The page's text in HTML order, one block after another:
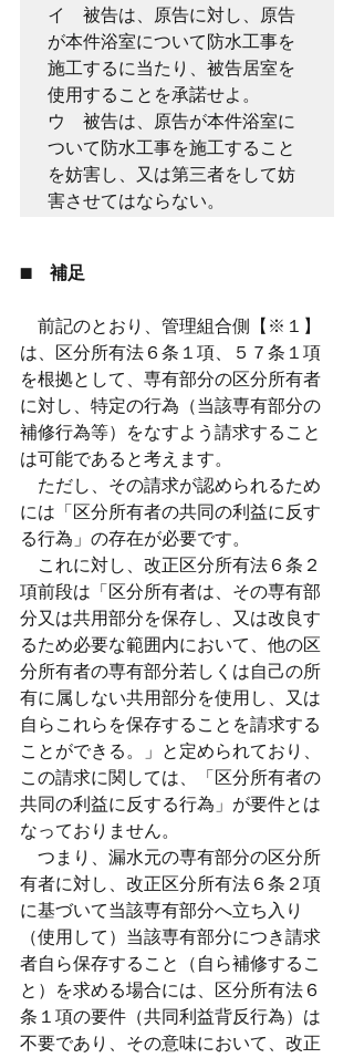
イ　被告は、原告に対し、原告
が本件浴室について防水工事を
施工するに当たり、被告居室を
使用することを承諾せよ。
ウ　被告は、原告が本件浴室に
ついて防水工事を施工すること
を妨害し、又は第三者をして妨
害させてはならない。
■　補足
前記のとおり、管理組合側【※１】
は、区分所有法６条１項、５７条１項
を根拠として、専有部分の区分所有者
に対し、特定の行為（当該専有部分の
補修行為等）をなすよう請求すること
は可能であると考えます。
ただし、その請求が認められるため
には「区分所有者の共同の利益に反す
る行為」の存在が必要です。
これに対し、改正区分所有法６条２
項前段は「区分所有者は、その専有部
分又は共用部分を保存し、又は改良す
るため必要な範囲内において、他の区
分所有者の専有部分若しくは自己の所
有に属しない共用部分を使用し、又は
自らこれらを保存することを請求する
ことができる。」と定められており、
この請求に関しては、「区分所有者の
共同の利益に反する行為」が要件とは
なっておりません。
つまり、漏水元の専有部分の区分所
有者に対し、改正区分所有法６条２項
に基づいて当該専有部分へ立ち入り
（使用して）当該専有部分につき請求
者自ら保存すること（自ら補修するこ
と）を求める場合には、区分所有法６
条１項の要件（共同利益背反行為）は
不要であり、その意味において、改正